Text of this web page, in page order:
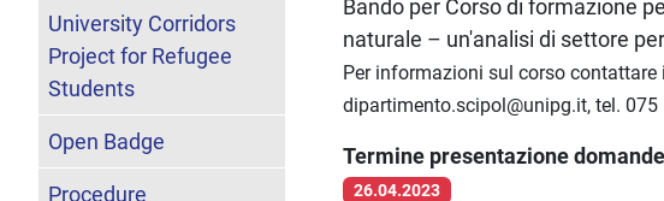
Bando per Corso di formazione
naturale – un'analisi di settore
Per informazioni sul corso
dipartimento.scipol@unipg.it, tel. 075
Termine presentazione domande
26.04.2023
University Corridors
Project for Refugee
Students
Open Badge
Procedure